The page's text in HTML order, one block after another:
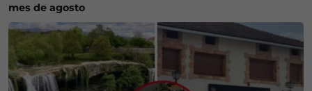
mes de agosto